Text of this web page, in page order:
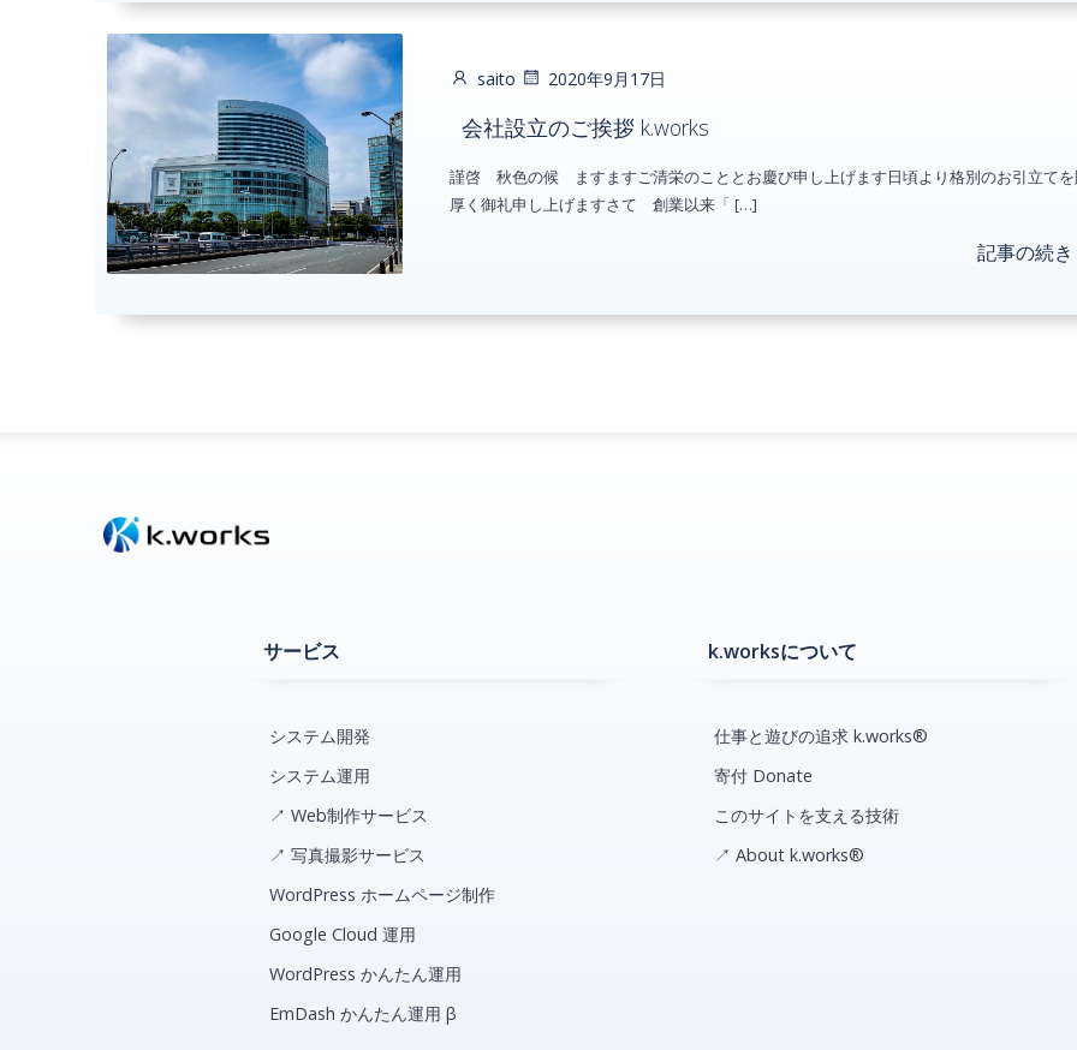
saito 2020年9月17日
会社設立のご挨拶 k.works
謹啓 秋色の候 ますますご清栄のこととお慶び申し上げます日頃より格別のお引立て
厚く御礼申し上げますさて 創業以来「 […]
記事の続き
サービス
システム開発
システム運用
↗ Web制作サービス
↗ 写真撮影サービス
WordPress ホームページ制作
Google Cloud 運用
WordPress かんたん運用
EmDash かんたん運用 β
k.worksについて
仕事と遊びの追求 k.works®
寄付 Donate
このサイトを支える技術
↗ About k.works®